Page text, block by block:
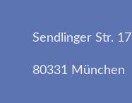
Sendlinger Str. 17
80331 München